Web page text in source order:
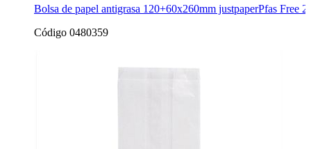
Bolsa de papel antigrasa 120+60x260mm justpaperPfas Free
Código 0480359